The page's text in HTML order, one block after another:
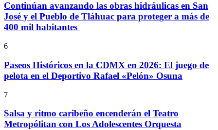
Continúan avanzando las obras hidráulicas en San
José y el Pueblo de Tláhuac para proteger a más de
400 mil habitantes
6
Paseos Históricos en la CDMX en 2026: El juego de
pelota en el Deportivo Rafael «Pelón» Osuna
7
Salsa y ritmo caribeño encenderán el Teatro
Metropólitan con Los Adolescentes Orquesta